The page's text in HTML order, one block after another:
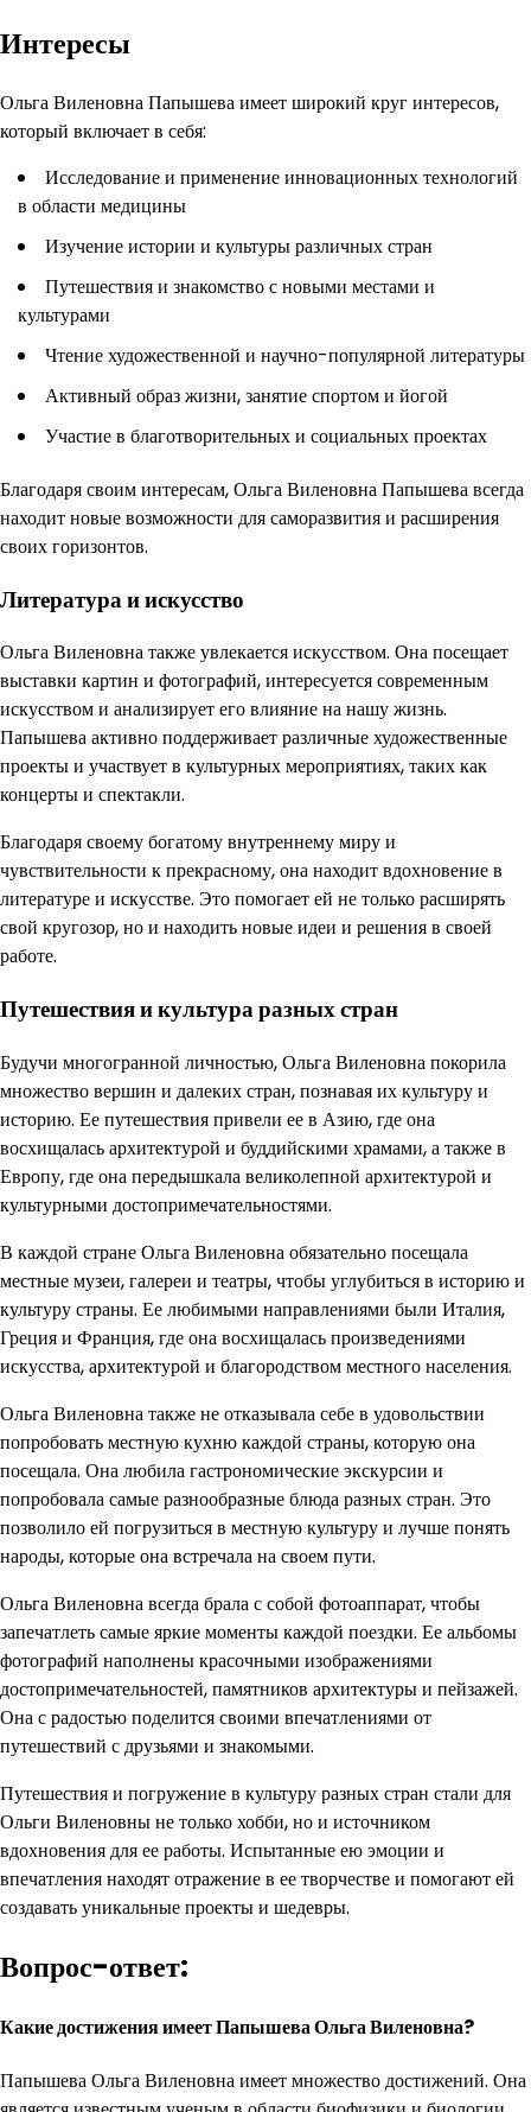
Интересы
Ольга Виленовна Папышева имеет широкий круг интересов,
который включает в себя:
Исследование и применение инновационных технологий
в области медицины
Изучение истории и культуры различных стран
Путешествия и знакомство с новыми местами и
культурами
Чтение художественной и научно-популярной литературы
Активный образ жизни, занятие спортом и йогой
Участие в благотворительных и социальных проектах
Благодаря своим интересам, Ольга Виленовна Папышева всегда
находит новые возможности для саморазвития и расширения
своих горизонтов.
Литература и искусство
Ольга Виленовна также увлекается искусством. Она посещает
выставки картин и фотографий, интересуется современным
искусством и анализирует его влияние на нашу жизнь.
Папышева активно поддерживает различные художественные
проекты и участвует в культурных мероприятиях, таких как
концерты и спектакли.
Благодаря своему богатому внутреннему миру и
чувствительности к прекрасному, она находит вдохновение в
литературе и искусстве. Это помогает ей не только расширять
свой кругозор, но и находить новые идеи и решения в своей
работе.
Путешествия и культура разных стран
Будучи многогранной личностью, Ольга Виленовна покорила
множество вершин и далеких стран, познавая их культуру и
историю. Ее путешествия привели ее в Азию, где она
восхищалась архитектурой и буддийскими храмами, а также в
Европу, где она передышкала великолепной архитектурой и
культурными достопримечательностями.
В каждой стране Ольга Виленовна обязательно посещала
местные музеи, галереи и театры, чтобы углубиться в историю и
культуру страны. Ее любимыми направлениями были Италия,
Греция и Франция, где она восхищалась произведениями
искусства, архитектурой и благородством местного населения.
Ольга Виленовна также не отказывала себе в удовольствии
попробовать местную кухню каждой страны, которую она
посещала. Она любила гастрономические экскурсии и
попробовала самые разнообразные блюда разных стран. Это
позволило ей погрузиться в местную культуру и лучше понять
народы, которые она встречала на своем пути.
Ольга Виленовна всегда брала с собой фотоаппарат, чтобы
запечатлеть самые яркие моменты каждой поездки. Ее альбомы
фотографий наполнены красочными изображениями
достопримечательностей, памятников архитектуры и пейзажей.
Она с радостью поделится своими впечатлениями от
путешествий с друзьями и знакомыми.
Путешествия и погружение в культуру разных стран стали для
Ольги Виленовны не только хобби, но и источником
вдохновения для ее работы. Испытанные ею эмоции и
впечатления находят отражение в ее творчестве и помогают ей
создавать уникальные проекты и шедевры.
Вопрос-ответ:
Какие достижения имеет Папышева Ольга Виленовна?
Папышева Ольга Виленовна имеет множество достижений. Она